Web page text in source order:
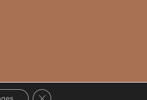
CLOSE GDPR COOKIE BANNER